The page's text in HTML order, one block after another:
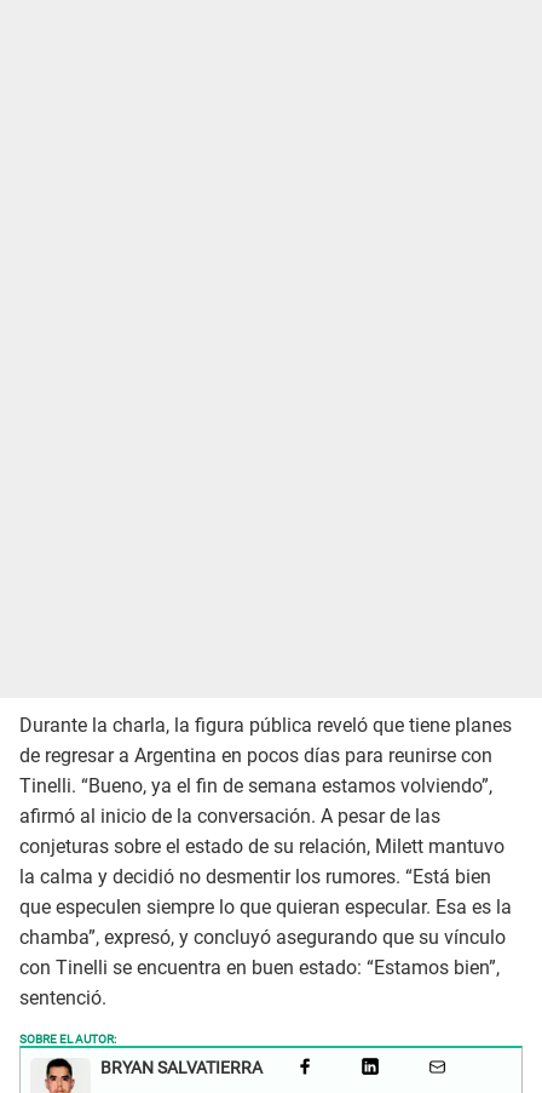
Durante la charla, la figura pública reveló que tiene planes
de regresar a Argentina en pocos días para reunirse con
Tinelli. “Bueno, ya el fin de semana estamos volviendo”,
afirmó al inicio de la conversación. A pesar de las
conjeturas sobre el estado de su relación, Milett mantuvo
la calma y decidió no desmentir los rumores. “Está bien
que especulen siempre lo que quieran especular. Esa es la
chamba”, expresó, y concluyó asegurando que su vínculo
con Tinelli se encuentra en buen estado: “Estamos bien”,
sentenció.
SOBRE EL AUTOR:
BRYAN SALVATIERRA